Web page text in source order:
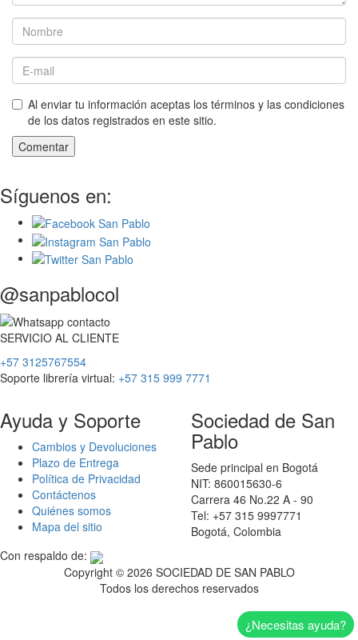
Al enviar tu información aceptas los términos y las condiciones
de los datos registrados en este sitio.
Comentar
Síguenos en:
@sanpablocol
SERVICIO AL CLIENTE
+57 3125767554
Soporte librería virtual: +57 315 999 7771
Ayuda y Soporte
Cambios y Devoluciones
Plazo de Entrega
Política de Privacidad
Contáctenos
Quiénes somos
Mapa del sitio
Sociedad de San
Pablo
Sede principal en Bogotá
NIT: 860015630-6
Carrera 46 No.22 A - 90
Tel: +57 315 9997771
Bogotá, Colombia
Con respaldo de:
Copyright © 2026 SOCIEDAD DE SAN PABLO
Todos los derechos reservados
¿Necesitas ayuda?